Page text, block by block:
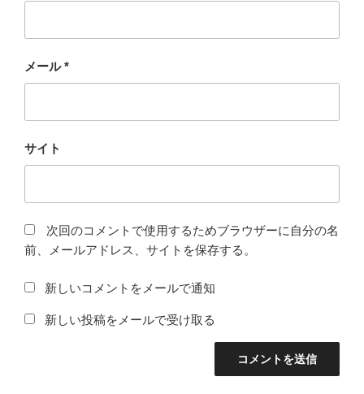
メール*
サイト
次回のコメントで使用するためブラウザーに自分の名
前、メールアドレス、サイトを保存する。
新しいコメントをメールで通知
新しい投稿をメールで受け取る